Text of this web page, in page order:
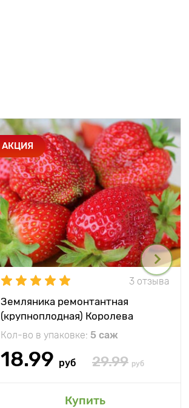
АКЦИЯ
3 отзыва
Земляника ремонтантная
(крупноплодная) Королева
Елизавета
Кол-во в упаковке: 5 саж
18.99 руб 29.99 руб
Купить